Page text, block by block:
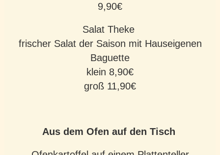
9,90€
Salat Theke
frischer Salat der Saison mit Hauseigenen
Baguette
klein 8,90€
groß 11,90€
Aus dem Ofen auf den Tisch